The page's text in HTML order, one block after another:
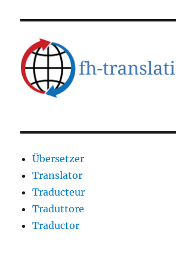
Übersetzer
Translator
Traducteur
Traduttore
Traductor